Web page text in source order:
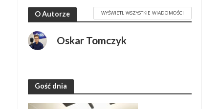
O Autorze WYŚWIETL WSZYSTKIE WIADOMOŚCI
Oskar Tomczyk
Gość dnia